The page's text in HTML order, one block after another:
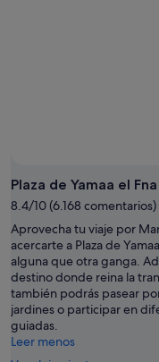
Plaza de Yamaa el Fna
8.4/10 (6.168 comentarios)
Aprovecha tu viaje por
acercarte a Plaza de
alguna que otra ganga.
destino donde reina la
también podrás pasear
jardines o participar en
guiadas.
Leer menos